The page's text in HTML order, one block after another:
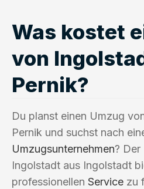
Was kostet
von
Pernik?
Du planst einen Umzug
Pernik und suchst nach
Umzugsunternehmen? Der
Ingolstadt aus Ingolstadt
professionellen Service zu